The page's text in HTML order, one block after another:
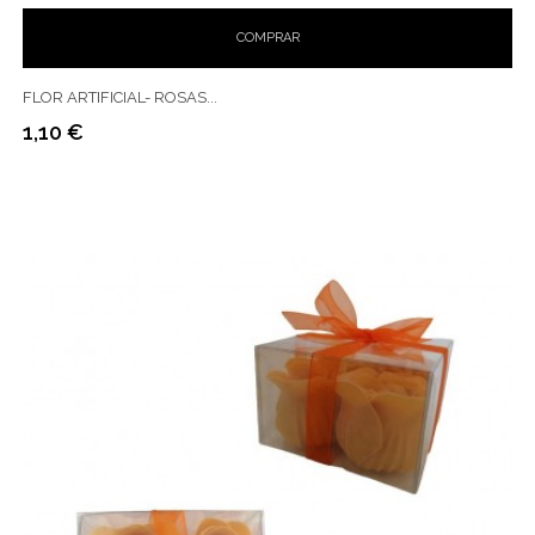
COMPRAR
FLOR ARTIFICIAL- ROSAS...
Preço
1,10 €